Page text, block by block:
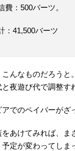
費：500バーツ。
：41,500バーツ
こんなものだろうと。
夜遊び代で調整す
でのペイバーがざ
をあけてみれば、ま
定が変わってしま